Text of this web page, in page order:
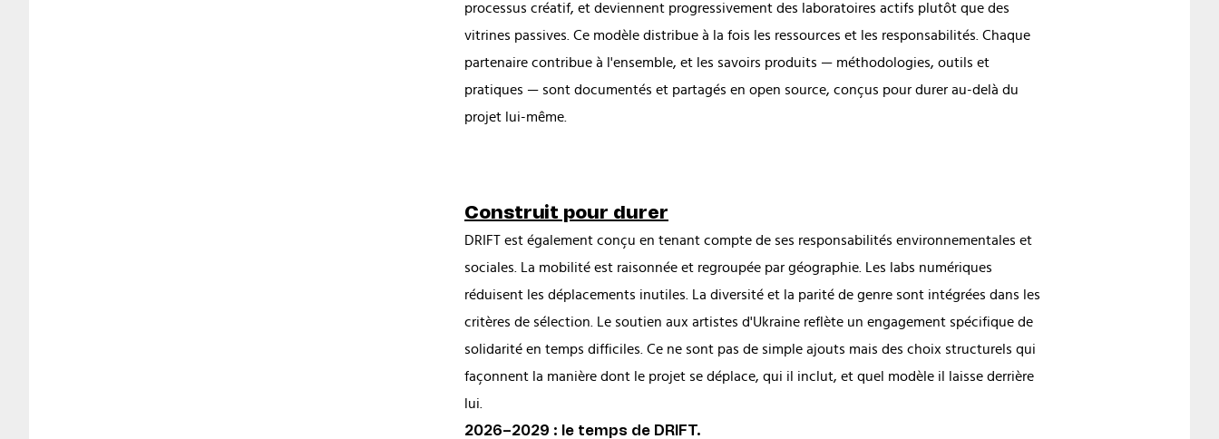
processus créatif, et deviennent progressivement des laboratoires actifs plutôt que des
vitrines passives. Ce modèle distribue à la fois les ressources et les responsabilités. Chaque
partenaire contribue à l'ensemble, et les savoirs produits — méthodologies, outils et
pratiques — sont documentés et partagés en open source, conçus pour durer au-delà du
projet lui-même.
Construit pour durer
DRIFT est également conçu en tenant compte de ses responsabilités environnementales et
sociales. La mobilité est raisonnée et regroupée par géographie. Les labs numériques
réduisent les déplacements inutiles. La diversité et la parité de genre sont intégrées dans les
critères de sélection. Le soutien aux artistes d'Ukraine reflète un engagement spécifique de
solidarité en temps difficiles. Ce ne sont pas de simple ajouts mais des choix structurels qui
façonnent la manière dont le projet se déplace, qui il inclut, et quel modèle il laisse derrière
lui.
2026–2029 : le temps de DRIFT.